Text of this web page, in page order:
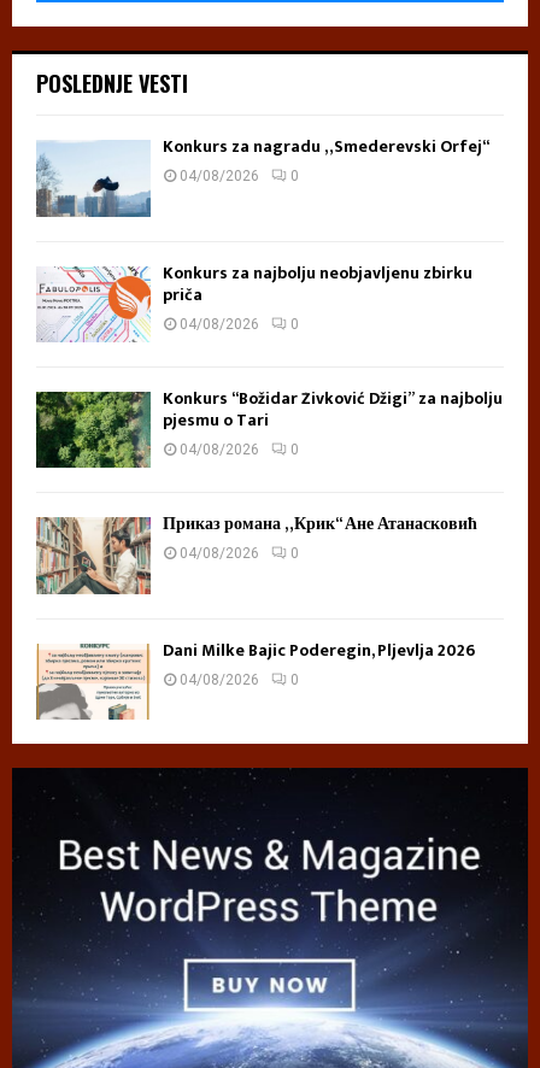
POSLEDNJE VESTI
Konkurs za nagradu „Smederevski Orfej“
04/08/2026 0
Konkurs za najbolju neobjavljenu zbirku
priča
04/08/2026 0
Konkurs “Božidar Živković Džigi” za najbolju
pjesmu o Tari
04/08/2026 0
Приказ романа „Крик“ Ане Атанасковић
04/08/2026 0
Dani Milke Bajic Poderegin, Pljevlja 2026
04/08/2026 0